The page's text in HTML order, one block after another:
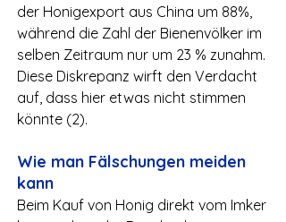
der Honigexport aus China um 88%,
während die Zahl der Bienenvölker im
selben Zeitraum nur um 23 % zunahm.
Diese Diskrepanz wirft den Verdacht
auf, dass hier etwas nicht stimmen
könnte (2).
Wie man Fälschungen meiden
kann
Beim Kauf von Honig direkt vom Imker